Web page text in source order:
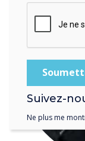
Suivez-
Ne plus me